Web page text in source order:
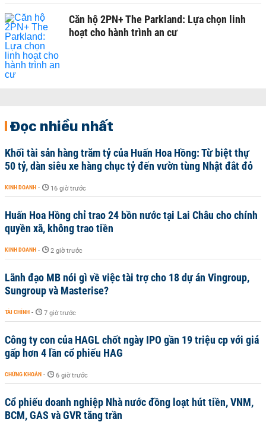
Căn hộ 2PN+ The Parkland: Lựa chọn linh
hoạt cho hành trình an cư
Đọc nhiều nhất
Khối tài sản hàng trăm tỷ của Huấn Hoa Hồng: Từ biệt thự
50 tỷ, dàn siêu xe hàng chục tỷ đến vườn tùng Nhật đắt đỏ
KINH DOANH - 16 giờ trước
Huấn Hoa Hồng chỉ trao 24 bồn nước tại Lai Châu cho chính
quyền xã, không trao tiền
KINH DOANH - 2 giờ trước
Lãnh đạo MB nói gì về việc tài trợ cho 18 dự án Vingroup,
Sungroup và Masterise?
TÀI CHÍNH - 7 giờ trước
Công ty con của HAGL chốt ngày IPO gần 19 triệu cp với giá
gấp hơn 4 lần cổ phiếu HAG
CHỨNG KHOÁN - 6 giờ trước
Cổ phiếu doanh nghiệp Nhà nước đồng loạt hút tiền, VNM,
BCM, GAS và GVR tăng trần